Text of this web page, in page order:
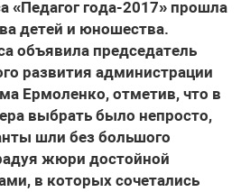
«Педагог года-2017» прошла
детей и юношества.
объявила председатель
развития администрации
Ермоленко, отметив, что в
выбрать было непросто,
шли без большого
жюри достойной
в которых сочетались